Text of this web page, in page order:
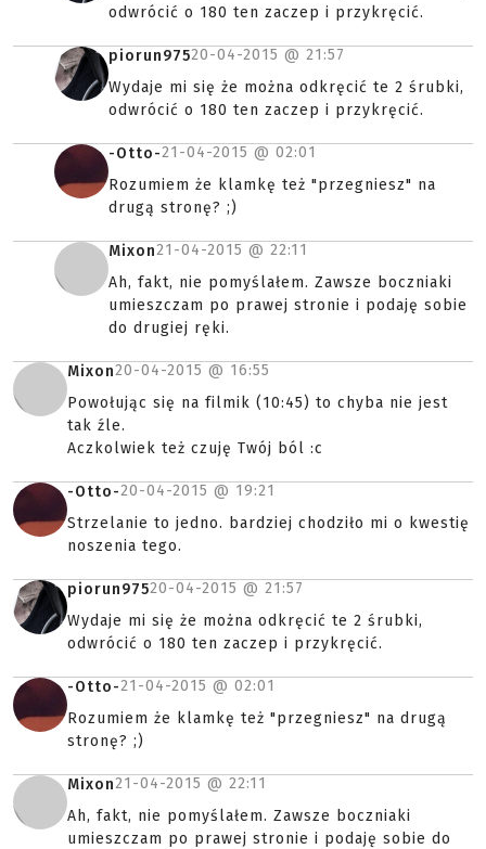
odwrócić o 180 ten zaczep i przykręcić.
piorun97520-04-2015 @ 21:57
Wydaje mi się że można odkręcić te 2 śrubki,
odwrócić o 180 ten zaczep i przykręcić.
-Otto-21-04-2015 @ 02:01
Rozumiem że klamkę też "przegniesz" na
drugą stronę? ;)
Mixon21-04-2015 @ 22:11
Ah, fakt, nie pomyślałem. Zawsze boczniaki
umieszczam po prawej stronie i podaję sobie
do drugiej ręki.
Mixon20-04-2015 @ 16:55
Powołując się na filmik (10:45) to chyba nie jest
tak źle.
Aczkolwiek też czuję Twój ból :c
-Otto-20-04-2015 @ 19:21
Strzelanie to jedno. bardziej chodziło mi o kwestię
noszenia tego.
piorun97520-04-2015 @ 21:57
Wydaje mi się że można odkręcić te 2 śrubki,
odwrócić o 180 ten zaczep i przykręcić.
-Otto-21-04-2015 @ 02:01
Rozumiem że klamkę też "przegniesz" na drugą
stronę? ;)
Mixon21-04-2015 @ 22:11
Ah, fakt, nie pomyślałem. Zawsze boczniaki
umieszczam po prawej stronie i podaję sobie do